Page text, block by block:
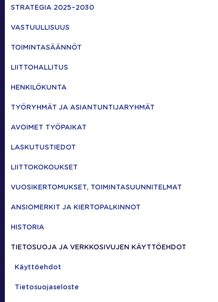
STRATEGIA 2025–2030
VASTUULLISUUS
TOIMINTASÄÄNNÖT
LIITTOHALLITUS
HENKILÖKUNTA
TYÖRYHMÄT JA ASIANTUNTIJARYHMÄT
AVOIMET TYÖPAIKAT
LASKUTUSTIEDOT
LIITTOKOKOUKSET
VUOSIKERTOMUKSET, TOIMINTASUUNNITELMAT
ANSIOMERKIT JA KIERTOPALKINNOT
HISTORIA
TIETOSUOJA JA VERKKOSIVUJEN KÄYTTÖEHDOT
Käyttöehdot
Tietosuojaseloste